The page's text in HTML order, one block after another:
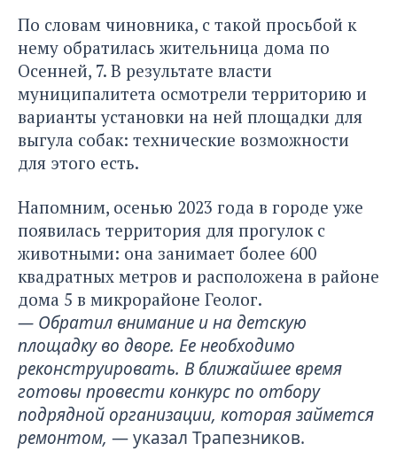
По словам чиновника, с такой просьбой к
нему обратилась жительница дома по
Осенней, 7. В результате власти
муниципалитета осмотрели территорию и
варианты установки на ней площадки для
выгула собак: технические возможности
для этого есть.
Напомним, осенью 2023 года в городе уже
появилась территория для прогулок с
животными: она занимает более 600
квадратных метров и расположена в районе
дома 5 в микрорайоне Геолог.
— Обратил внимание и на детскую
площадку во дворе. Ее необходимо
реконструировать. В ближайшее время
готовы провести конкурс по отбору
подрядной организации, которая займется
ремонтом, — указал Трапезников.